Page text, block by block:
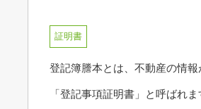
証明書
登記簿謄本とは、不動産の情
「登記事項証明書」と呼ばれま